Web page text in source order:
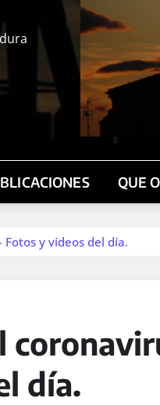
QUE
y vídeos del día.
día.